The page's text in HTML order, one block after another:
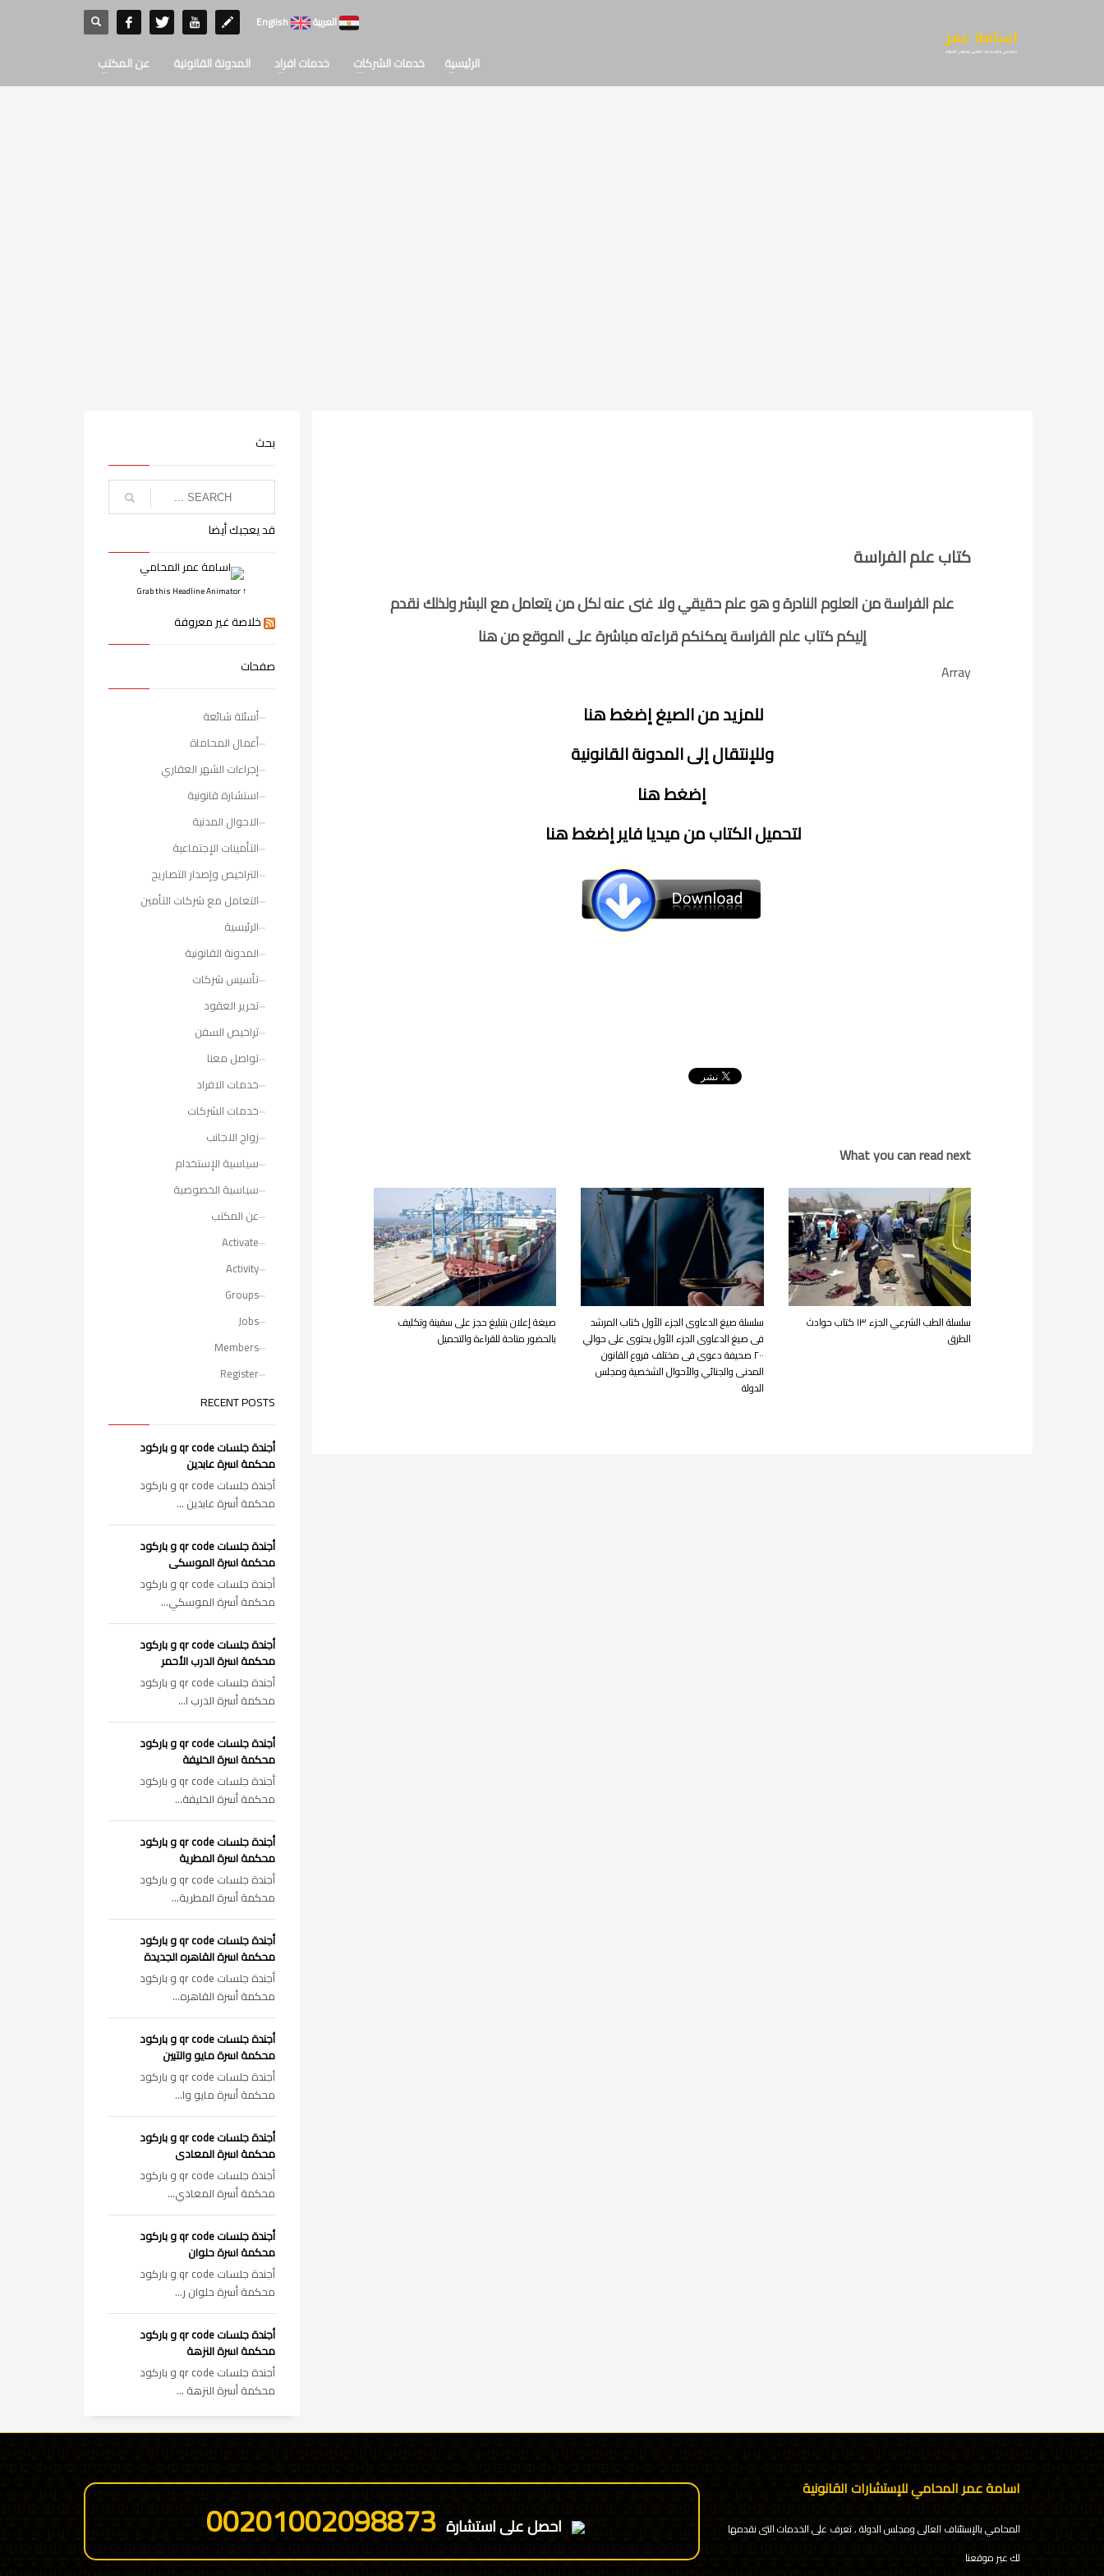
العربية English
الرئيسية خدمات الشركات خدمات افراد المدونة القانونية عن المكتب
كتاب علم الفراسة
علم الفراسة من العلوم النادرة و هو علم حقيقي ولا غنى عنه لكل من يتعامل مع البشر ولذلك نقدم
إليكم كتاب علم الفراسة يمكنكم قراءته مباشرة على الموقع من هنا
Array
للمزيد من الصيغإضغط هنا
وللإنتقال إلى المدونة القانونية
إضغط هنا
لتحميل الكتاب من ميديا فاير إضغط هنا
What you can read next
سلسلة الطب الشرعي الجزء ١٣ كتاب حوادث
الطرق
سلسلة صيغ الدعاوى الجزء الأول كتاب المرشد
فى صيغ الدعاوى الجزء الأول يحتوى على حوالي
٢٠٠ صحيفة دعوى فى مختلف فروع القانون
المدنى والجنائي والأحوال الشخصية ومجلس
الدولة
صيغة إعلان بتبليغ حجز على سفينة وتكليف
بالحضور متاحة للقراءة والتحميل
بحث
قد يعجبك أيضا
↑ Grab this Headline Animator
خلاصة غير معروفة
صفحات
أسئلة شائعة
أعمال المحاماة
إجراءات الشهر العقاري
استشارة قانونية
الاحوال المدنية
التأمينات الإجتماعية
التراخيص وإصدار التصاريح
التعامل مع شركات التأمين
الرئيسية
المدونة القانونية
تأسيس شركات
تحرير العقود
تراخيص السفن
تواصل معنا
خدمات الافراد
خدمات الشركات
زواج الاجانب
سياسية الإستخدام
سياسية الخصوصية
عن المكتب
Activate
Activity
Groups
Jobs
Members
Register
RECENT POSTS
أجندة جلسات qr code و باركود
محكمة اسرة عابدين
أجندة جلسات qr code و باركود
محكمة أسرة عابدين ...
أجندة جلسات qr code و باركود
محكمة اسرة الموسكى
أجندة جلسات qr code و باركود
محكمة أسرة الموسكي...
أجندة جلسات qr code و باركود
محكمة اسرة الدرب الأحمر
أجندة جلسات qr code و باركود
محكمة أسرة الدرب ا...
أجندة جلسات qr code و باركود
محكمة اسرة الخليفة
أجندة جلسات qr code و باركود
محكمة أسرة الخليفة...
أجندة جلسات qr code و باركود
محكمة اسرة المطرية
أجندة جلسات qr code و باركود
محكمة أسرة المطرية...
أجندة جلسات qr code و باركود
محكمة اسرة القاهره الجديدة
أجندة جلسات qr code و باركود
محكمة أسرة القاهره...
أجندة جلسات qr code و باركود
محكمة اسرة مايو والتبين
أجندة جلسات qr code و باركود
محكمة أسرة مايو وا...
أجندة جلسات qr code و باركود
محكمة اسرة المعادى
أجندة جلسات qr code و باركود
محكمة أسرة المعادي...
أجندة جلسات qr code و باركود
محكمة اسرة حلوان
أجندة جلسات qr code و باركود
محكمة أسرة حلوان ر...
أجندة جلسات qr code و باركود
محكمة اسرة النزهة
أجندة جلسات qr code و باركود
محكمة أسرة النزهة ...
اسامة عمر المحامي للإستشارات القانونية
المحامي بالإستئناف العالى ومجلس الدولة , تعرف على الخدمات التى نقدمها
لك عبر موقعنا
احصل على استشارة00201002098873